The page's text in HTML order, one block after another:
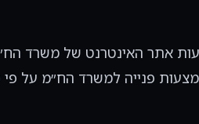
אתר האינטרנט של משרד
פנייה למשרד הח״מ על